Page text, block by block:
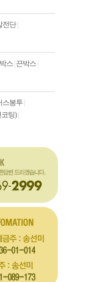
전단|
스 끈박스
스봉투
팅)|